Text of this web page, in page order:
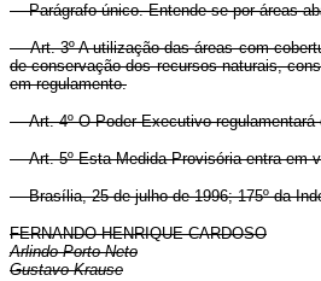
Parágrafo único. Entende-se por áreas
Art. 3º A utilização das áreas com
de conservação dos recursos naturais,
em regulamento.
Art. 4º O Poder Executivo regulamentará
Art. 5º Esta Medida Provisória entra em
Brasília, 25 de julho de 1996; 175º da
FERNANDO HENRIQUE CARDOSO
Arlindo Porto Neto
Gustavo Krause